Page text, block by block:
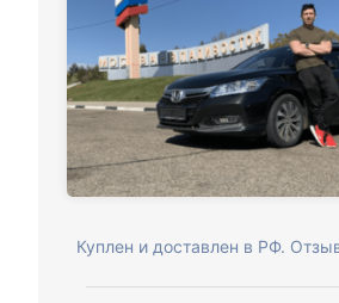
Куплен и доставлен в РФ.